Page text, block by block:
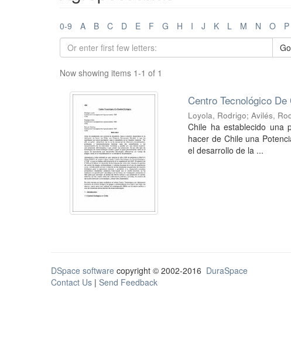
0-9 A B C D E F G H I J K L M N O P
Go
Now showing items 1-1 of 1
Centro Tecnológico
Loyola, Rodrigo;Avilés,
Chile ha establecido una
hacer de Chile una
el desarrollo de la ...
DSpace software copyright © 2002-2016 DuraSpace
Contact Us | Send Feedback